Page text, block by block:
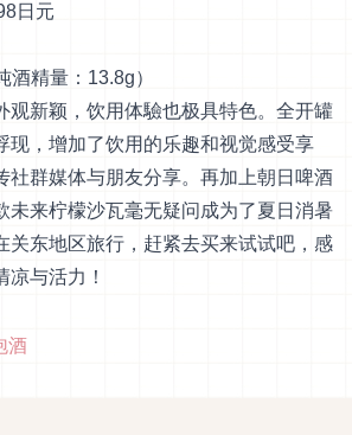
日元
酒精量：13.8g）
观新颖，饮用体驗也极具特色。全开罐
现，增加了饮用的乐趣和视觉感受享
社群媒体与朋友分享。再加上朝日啤酒
未来柠檬沙瓦毫无疑问成为了夏日消暑
关东地区旅行，赶紧去买来试试吧，感
凉与活力！
酒